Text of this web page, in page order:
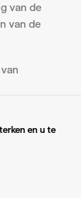
van de
van de
en u te